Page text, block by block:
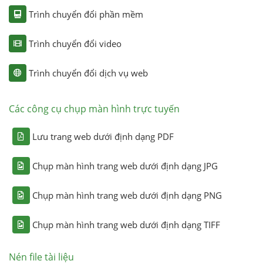
Trình chuyển đổi phần mềm
Trình chuyển đổi video
Trình chuyển đổi dịch vụ web
Các công cụ chụp màn hình trực tuyến
Lưu trang web dưới định dạng PDF
Chụp màn hình trang web dưới định dạng JPG
Chụp màn hình trang web dưới định dạng PNG
Chụp màn hình trang web dưới định dạng TIFF
Nén file tài liệu